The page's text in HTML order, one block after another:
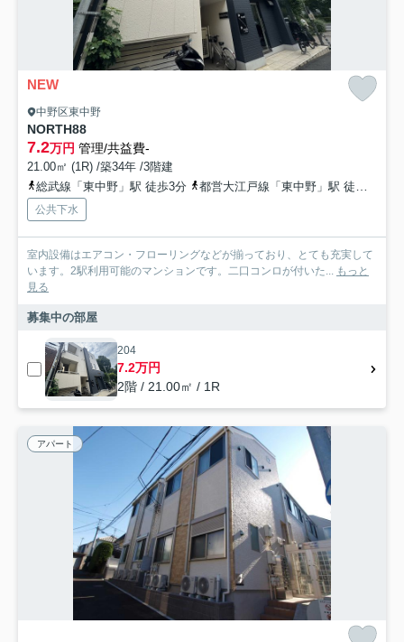
NEW
中野区東中野
NORTH88
7.2万円 管理/共益費-
21.00㎡ (1R) /築34年 /3階建
総武線「東中野」駅 徒歩3分
都営大江戸線「東中野」駅 徒歩2分
公共下水
室内設備はエアコン・フローリングなどが揃っており、とても充実して
います。2駅利用可能のマンションです。二口コンロが付いた... もっと
見る
募集中の部屋
204
7.2万円
2階 / 21.00㎡ / 1R
アパート